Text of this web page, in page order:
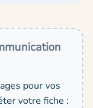
pour vos
votre fiche :